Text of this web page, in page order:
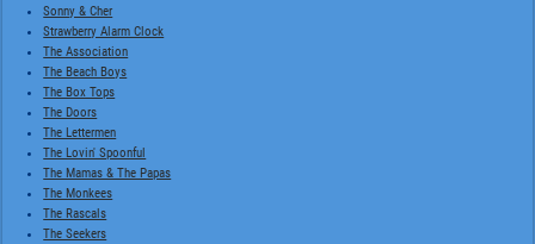
Sonny & Cher
Strawberry Alarm Clock
The Association
The Beach Boys
The Box Tops
The Doors
The Lettermen
The Lovin' Spoonful
The Mamas & The Papas
The Monkees
The Rascals
The Seekers